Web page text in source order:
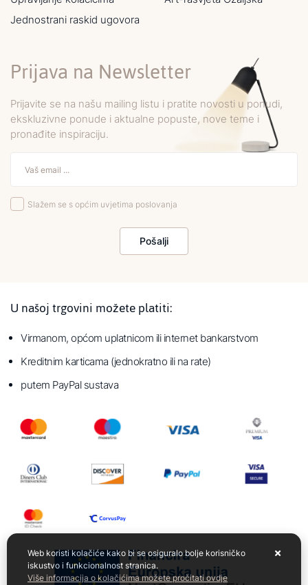
Jednostrani raskid ugovora
Prijava na Newsletter
Prijavite se na našu mailing listu i pratite novosti u ponudi,
ekskluzivne ponude i aktualne popuste, nove teme i
pronađite inspiraciju.
Slažem se s općim uvjetima poslovanja
Pošalji
U našoj trgovini možete platiti:
Virmanom, općom uplatnicom ili internet bankarstvom
Kreditnim karticama (jednokratno ili na rate)
putem PayPal sustava
Web koristi kolačiće kako bi se osiguralo bolje korisničko
iskustvo i funkcionalnost stranica.
Više informacija o kolačićima možete pročitati ovdje